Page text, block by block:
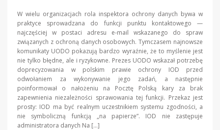
W wielu organizacjach rola inspektora ochrony danych bywa w
praktyce sprowadzana do funkcji punktu kontaktowego —
najczęściej w postaci adresu e-mail wskazanego do spraw
związanych z ochroną danych osobowych. Tymczasem najnowsze
komunikaty UODO pokazują bardzo wyraźnie, że to myślenie jest
nie tylko błędne, ale i ryzykowne. Prezes UODO wskazał potrzebę
doprecyzowania w polskim prawie ochrony IOD przed
odwołaniem za wykonywanie jego zadań, a następnie
poinformował o nałożeniu na Pocztę Polską kary za brak
zapewnienia niezależności sprawowania tej funkcji. Przekaz jest
prosty: IOD ma być realnym uczestnikiem systemu zgodności, a
nie symboliczną funkcją „na papierze”. IOD nie zastępuje
administratora danych Na […]